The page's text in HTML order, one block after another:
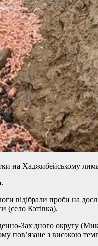
на Хаджибейському
відібрали проби на
(село Котівка).
Західного округу
пов’язане з високою